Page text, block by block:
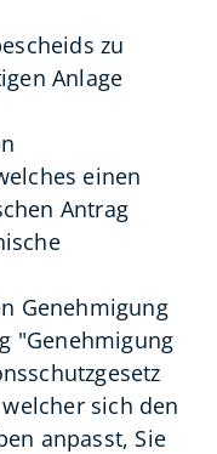
zu
Anlage
einen
Antrag
Genehmigung
"Genehmigung
sich den
anpasst, Sie